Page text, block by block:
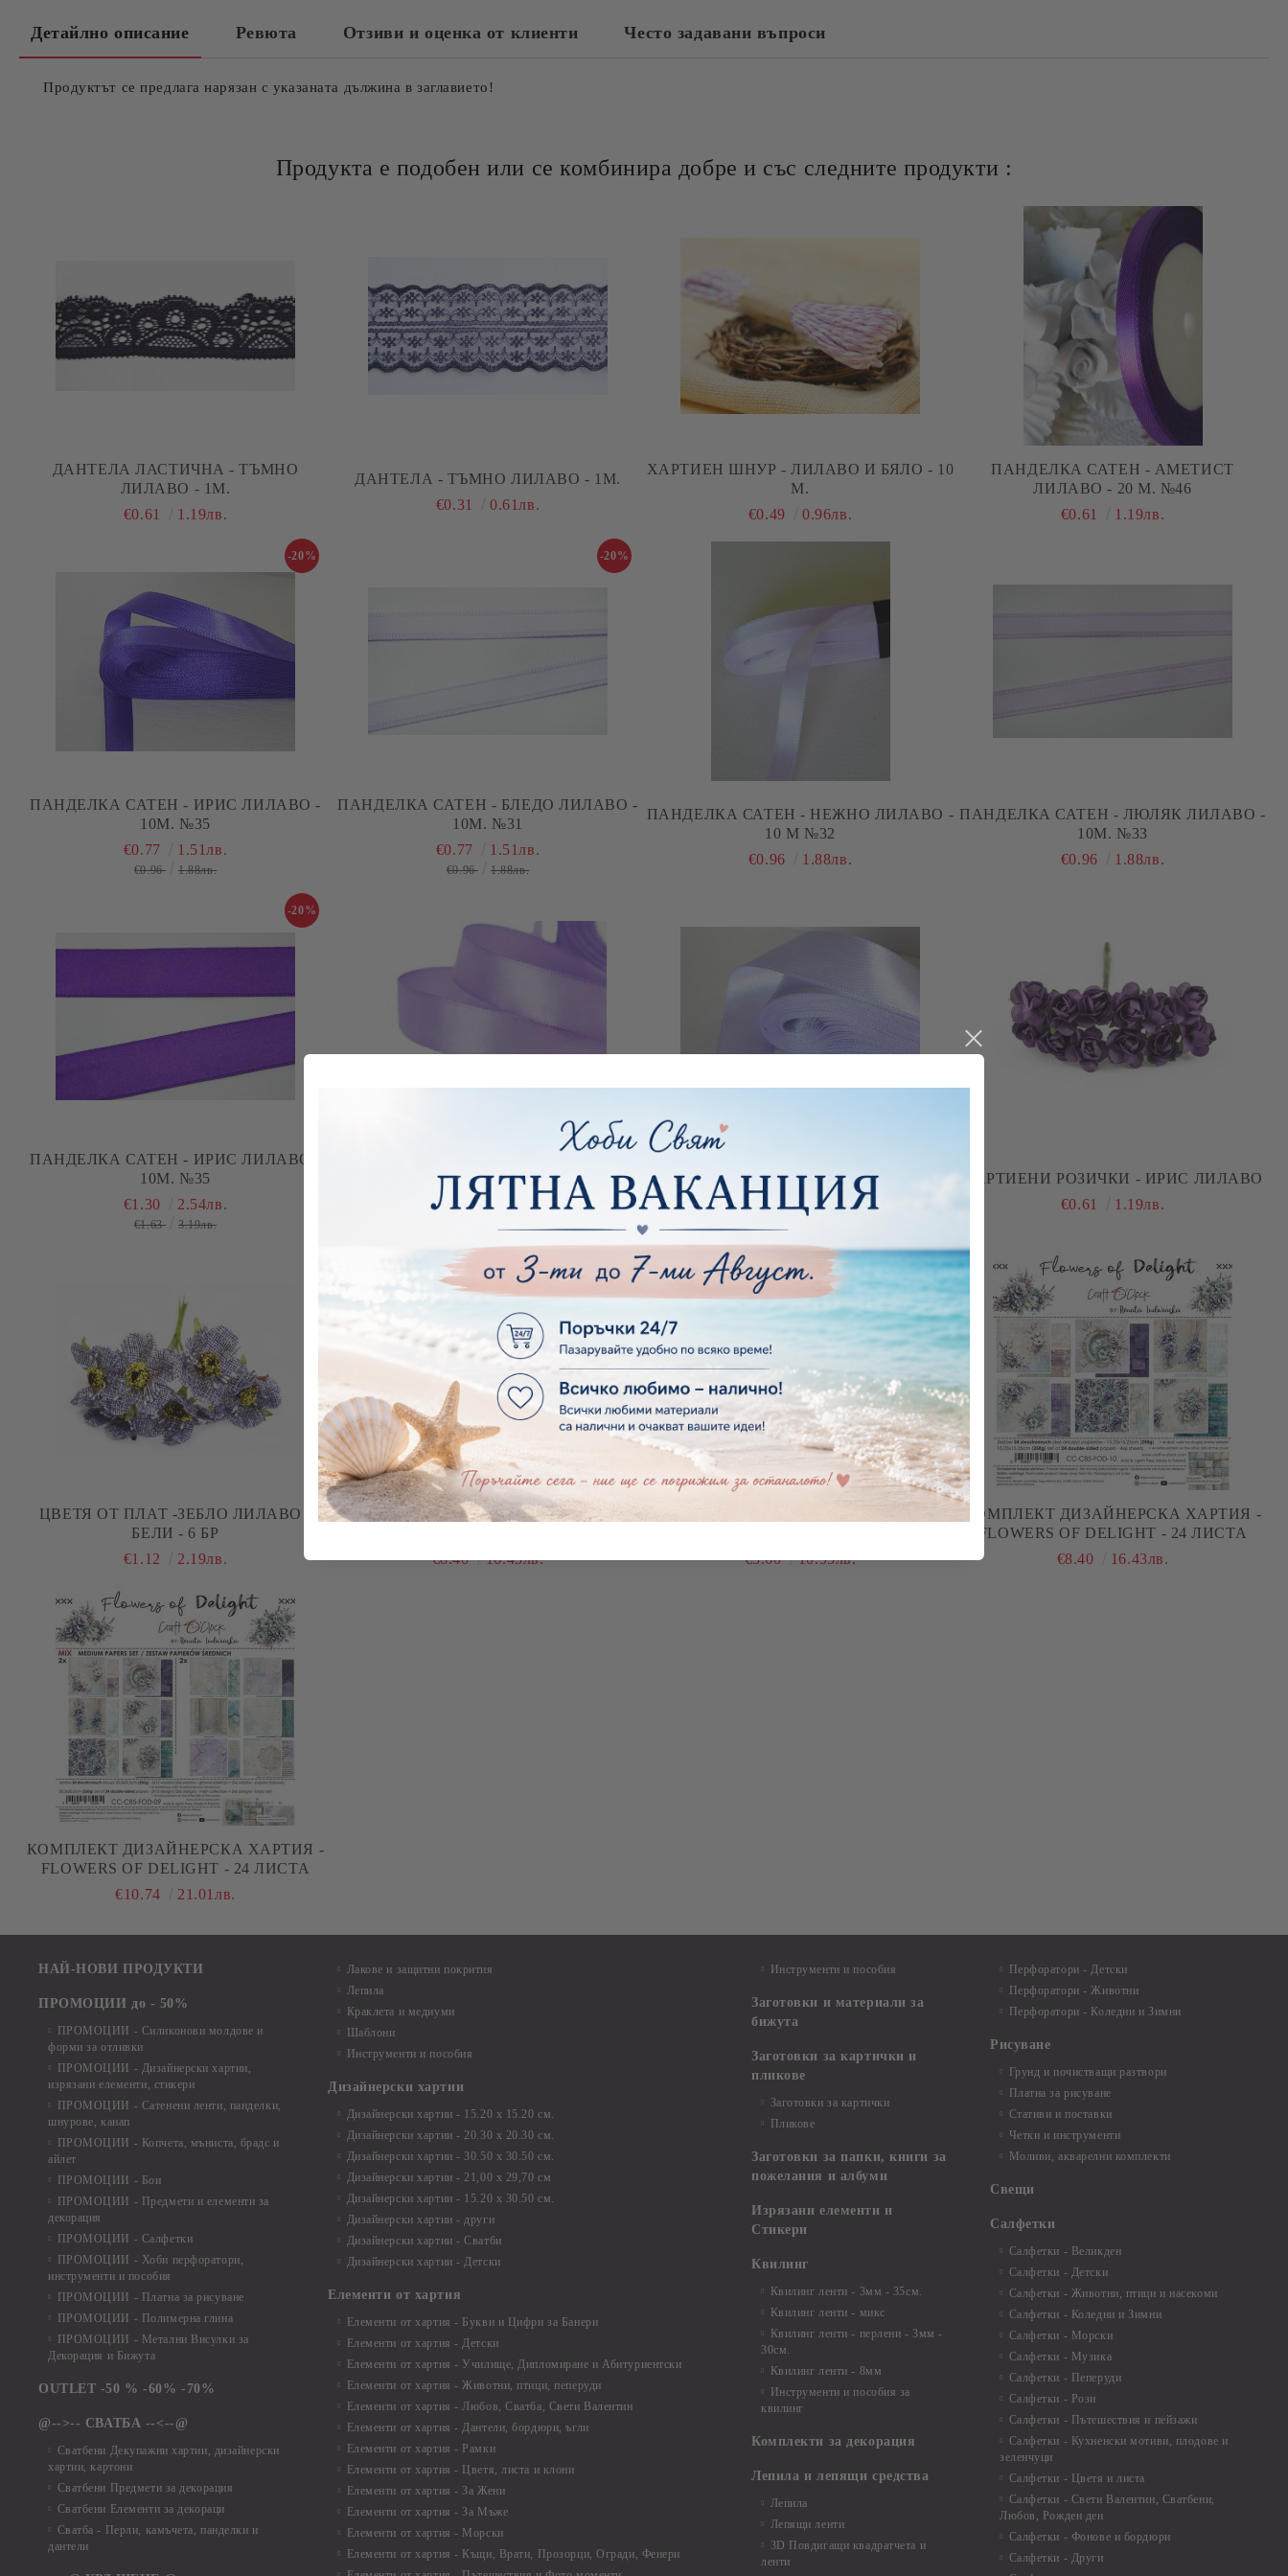
Детайлно описание Ревюта Отзиви и оценка от клиенти Често задавани въпроси
Продуктът се предлага нарязан с указаната дължина в заглавието!
Продукта е подобен или се комбинира добре и със следните продукти :
ДАНТЕЛА ЛАСТИЧНА - ТЪМНО
ЛИЛАВО - 1М.
€0.61
1.19лв.
ДАНТЕЛА - ТЪМНО ЛИЛАВО - 1М.
€0.31
0.61лв.
ХАРТИЕН ШНУР - ЛИЛАВО И БЯЛО - 10
М.
€0.49
0.96лв.
ПАНДЕЛКА САТЕН - АМЕТИСТ
ЛИЛАВО - 20 М. №46
€0.61
1.19лв.
ПАНДЕЛКА САТЕН - ИРИС ЛИЛАВО -
10М. №35
-20%
€0.77 1.51лв.
€0.96 1.88лв.
ПАНДЕЛКА САТЕН - БЛЕДО ЛИЛАВО -
10М. №31
-20%
€0.77 1.51лв.
€0.96 1.88лв.
ПАНДЕЛКА САТЕН - НЕЖНО ЛИЛАВО -
10 М №32
€0.96
1.88лв.
ПАНДЕЛКА САТЕН - ЛЮЛЯК ЛИЛАВО -
10М. №33
€0.96
1.88лв.
ПАНДЕЛКА САТЕН - ИРИС ЛИЛАВО -
10М. №35
-20%
€1.30 2.54лв.
€1.63 3.19лв.
10М. №33
€1.63
3.19лв.
10М. №31
€1.63
3.19лв.
ХАРТИЕНИ РОЗИЧКИ - ИРИС ЛИЛАВО
€0.61
1.19лв.
ЦВЕТЯ ОТ ПЛАТ -ЗЕБЛО ЛИЛАВО -
БЕЛИ - 6 БР
€1.12
2.19лв.
КОМПЛЕКТ ДИЗАЙНЕРСКА ХАРТИЯ -
€8.40
16.43лв. €5.60 10.95лв.
КОМПЛЕКТ ДИЗАЙНЕРСКА ХАРТИЯ -
FLOWERS OF DELIGHT - 24 ЛИСТА
€8.40
16.43лв.
КОМПЛЕКТ ДИЗАЙНЕРСКА ХАРТИЯ -
FLOWERS OF DELIGHT - 24 ЛИСТА
€10.74
21.01лв.
НАЙ-НОВИ ПРОДУКТИ
ПРОМОЦИИ до - 50%
ПРОМОЦИИ - Силиконови молдове и
форми за отливки
ПРОМОЦИИ - Дизайнерски хартии,
изрязани елементи, стикери
ПРОМОЦИИ - Сатенени ленти, панделки,
шнурове, канап
ПРОМОЦИИ - Копчета, мъниста, брадс и
айлет
ПРОМОЦИИ - Бои
ПРОМОЦИИ - Предмети и елементи за
декорация
ПРОМОЦИИ - Салфетки
ПРОМОЦИИ - Хоби перфоратори,
инструменти и пособия
ПРОМОЦИИ - Платна за рисуване
ПРОМОЦИИ - Полимерна глина
ПРОМОЦИИ - Метални Висулки за
Декорация и Бижута
OUTLET -50 % -60% -70%
@-->-- СВАТБА --<--@
Сватбени Декупажни хартии, дизайнерски
хартии, картони
Сватбени Предмети за декорация
Сватбени Елементи за декораци
Сватба - Перли, камъчета, панделки и
дантели
Лакове и защитни покрития
Лепила
Краклета и медиуми
Шаблони
Инструменти и пособия
Дизайнерски хартии
Дизайнерски хартии - 15.20 х 15.20 см.
Дизайнерски хартии - 20.30 х 20.30 см.
Дизайнерски хартии - 30.50 х 30.50 см.
Дизайнерски хартии - 21,00 х 29,70 см
Дизайнерски хартии - 15.20 x 30.50 см.
Дизайнерски хартии - други
Дизайнерски хартии - Сватби
Дизайнерски хартии - Детски
Елементи от хартия
Елементи от хартия - Букви и Цифри за Банери
Елементи от хартия - Детски
Елементи от хартия - Училище, Дипломиране и Абитуриентски
Елементи от хартия - Животни, птици, пеперуди
Елементи от хартия - Любов, Сватба, Свети Валентин
Елементи от хартия - Дантели, бордюри, ъгли
Елементи от хартия - Рамки
Елементи от хартия - Цветя, листа и клони
Елементи от хартия - За Жени
Елементи от хартия - За Мъже
Елементи от хартия - Морски
Елементи от хартия - Къщи, Врати, Прозорци, Огради, Фенери
Инструменти и пособия
Заготовки и материали за
бижута
Заготовки за картички и
пликове
Заготовки за картички
Пликове
Заготовки за папки, книги за
пожелания и албуми
Изрязани елементи и
Стикери
Квилинг
Квилинг ленти - 3мм - 35см.
Квилинг ленти - микс
Квилинг ленти - перлени - 3мм -
30см.
Квилинг ленти - 8мм
Инструменти и пособия за
квилинг
Комплекти за декорация
Лепила и лепящи средства
Лепила
Лепящи ленти
3D Повдигащи квадратчета и
ленти
Перфоратори - Детски
Перфоратори - Животни
Перфоратори - Коледни и Зимни
Рисуване
Грунд и почистващи разтвори
Платна за рисуване
Стативи и поставки
Четки и инструменти
Моливи, акварелни комплекти
Свещи
Салфетки
Салфетки - Великден
Салфетки - Детски
Салфетки - Животни, птици и насекоми
Салфетки - Коледни и Зимни
Салфетки - Морски
Салфетки - Музика
Салфетки - Пеперуди
Салфетки - Рози
Салфетки - Пътешествия и пейзажи
Салфетки - Кухненски мотиви, плодове и
зеленчуци
Салфетки - Цветя и листа
Салфетки - Свети Валентин, Сватбени,
Любов, Рожден ден
Салфетки - Фонове и бордюри
Салфетки - Други